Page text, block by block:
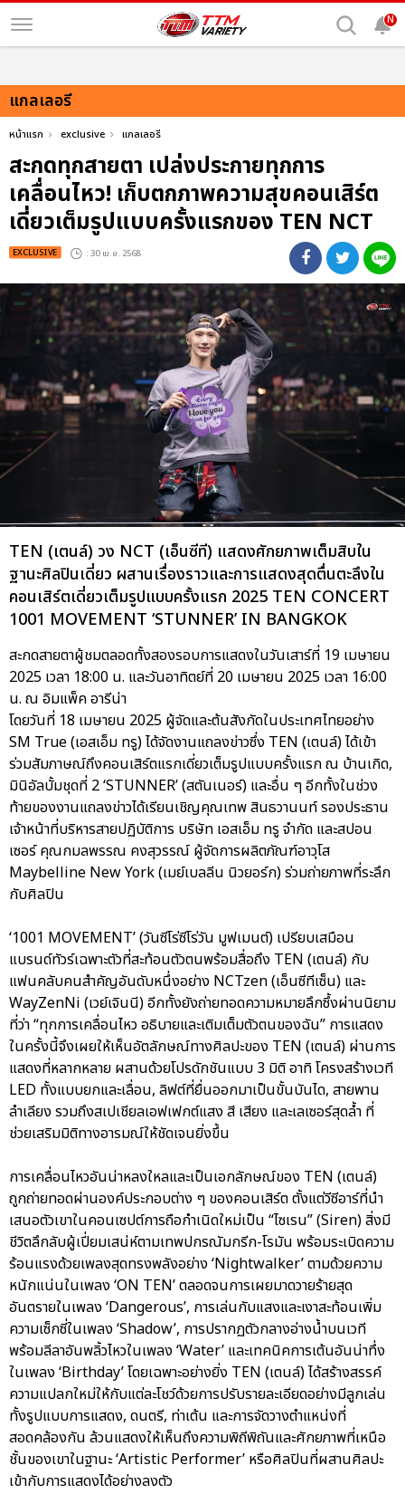
N
แกลเลอรี
หน้าแรก exclusive แกลเลอรี
สะกดทุกสายตา เปล่งประกายทุกการ
เคลื่อนไหว! เก็บตกภาพความสุขคอนเสิร์ต
เดี่ยวเต็มรูปแบบครั้งแรกของ TEN NCT
EXCLUSIVE : 30 เม.ย. 2568
TEN (เตนล์) วง NCT (เอ็นซีที) แสดงศักยภาพเต็มสิบใน
ฐานะศิลปินเดี่ยว ผสานเรื่องราวและการแสดงสุดตื่นตะลึงใน
คอนเสิร์ตเดี่ยวเต็มรูปแบบครั้งแรก 2025 TEN CONCERT
1001 MOVEMENT ‘STUNNER’ IN BANGKOK
สะกดสายตาผู้ชมตลอดทั้งสองรอบการแสดงในวันเสาร์ที่ 19 เมษายน
2025 เวลา 18:00 น. และวันอาทิตย์ที่ 20 เมษายน 2025 เวลา 16:00
น. ณ อิมแพ็ค อารีน่า
โดยวันที่ 18 เมษายน 2025 ผู้จัดและต้นสังกัดในประเทศไทยอย่าง
SM True (เอสเอ็ม ทรู) ได้จัดงานแถลงข่าวซึ่ง TEN (เตนล์) ได้เข้า
ร่วมสัมภาษณ์ถึงคอนเสิร์ตแรกเดี่ยวเต็มรูปแบบครั้งแรก ณ บ้านเกิด,
มินิอัลบั้มชุดที่ 2 ‘STUNNER’ (สตันเนอร์) และอื่น ๆ อีกทั้งในช่วง
ท้ายของงานแถลงข่าวได้เรียนเชิญคุณเทพ สินธวานนท์ รองประธาน
เจ้าหน้าที่บริหารสายปฏิบัติการ บริษัท เอสเอ็ม ทรู จำกัด และสปอน
เซอร์ คุณกมลพรรณ คงสุวรรณ์ ผู้จัดการผลิตภัณฑ์อาวุโส
Maybelline New York (เมย์เบลลีน นิวยอร์ก) ร่วมถ่ายภาพที่ระลึก
กับศิลปิน
‘1001 MOVEMENT’ (วันซีโร่ซีโร่วัน มูฟเมนต์) เปรียบเสมือน
แบรนด์ทัวร์เฉพาะตัวที่สะท้อนตัวตนพร้อมสื่อถึง TEN (เตนล์) กับ
แฟนคลับคนสำคัญอันดับหนึ่งอย่าง NCTzen (เอ็นซีทีเซ็น) และ
WayZenNi (เวย์เจินนี) อีกทั้งยังถ่ายทอดความหมายลึกซึ้งผ่านนิยาม
ที่ว่า “ทุกการเคลื่อนไหว อธิบายและเติมเต็มตัวตนของฉัน” การแสดง
ในครั้งนี้จึงเผยให้เห็นอัตลักษณ์ทางศิลปะของ TEN (เตนล์) ผ่านการ
แสดงที่หลากหลาย ผสานด้วยโปรดักชันแบบ 3 มิติ อาทิ โครงสร้างเวที
LED ทั้งแบบยกและเลื่อน, ลิฟต์ที่ยื่นออกมาเป็นขั้นบันได, สายพาน
ลำเลียง รวมถึงสเปเชียลเอฟเฟกต์แสง สี เสียง และเลเซอร์สุดล้ำ ที่
ช่วยเสริมมิติทางอารมณ์ให้ชัดเจนยิ่งขึ้น
การเคลื่อนไหวอันน่าหลงใหลและเป็นเอกลักษณ์ของ TEN (เตนล์)
ถูกถ่ายทอดผ่านองค์ประกอบต่าง ๆ ของคอนเสิร์ต ตั้งแต่วีซีอาร์ที่นำ
เสนอตัวเขาในคอนเซปต์การถือกำเนิดใหม่เป็น “ไซเรน” (Siren) สิ่งมี
ชีวิตลึกลับผู้เปี่ยมเสน่ห์ตามเทพปกรณัมกรีก-โรมัน พร้อมระเบิดความ
ร้อนแรงด้วยเพลงสุดทรงพลังอย่าง ‘Nightwalker’ ตามด้วยความ
หนักแน่นในเพลง ‘ON TEN’ ตลอดจนการเผยมาดวายร้ายสุด
อันตรายในเพลง ‘Dangerous’, การเล่นกับแสงและเงาสะท้อนเพิ่ม
ความเซ็กซี่ในเพลง ‘Shadow’, การปรากฏตัวกลางอ่างน้ำบนเวที
พร้อมลีลาอันพลิ้วไหวในเพลง ‘Water’ และเทคนิคการเต้นอันน่าทึ่ง
ในเพลง ‘Birthday’ โดยเฉพาะอย่างยิ่ง TEN (เตนล์) ได้สร้างสรรค์
ความแปลกใหม่ให้กับแต่ละโชว์ด้วยการปรับรายละเอียดอย่างมีลูกเล่น
ทั้งรูปแบบการแสดง, ดนตรี, ท่าเต้น และการจัดวางตำแหน่งที่
สอดคล้องกัน ล้วนแสดงให้เห็นถึงความพิถีพิถันและศักยภาพที่เหนือ
ชั้นของเขาในฐานะ ‘Artistic Performer’ หรือศิลปินที่ผสานศิลปะ
เข้ากับการแสดงได้อย่างลงตัว